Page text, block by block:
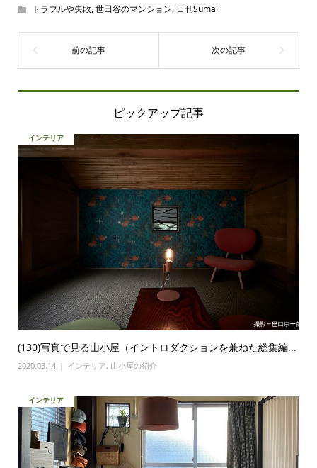
トラブルや失敗,世田谷のマンション, 日刊Sumai
ピックアップ記事
インテリア
(130)写真で見る山小屋（イントロダクションを兼ねた総集編...
2020.03.14 インテリア, 山小屋の紹介
インテリア